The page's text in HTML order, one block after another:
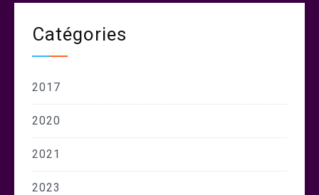
Catégories
2017
2020
2021
2023